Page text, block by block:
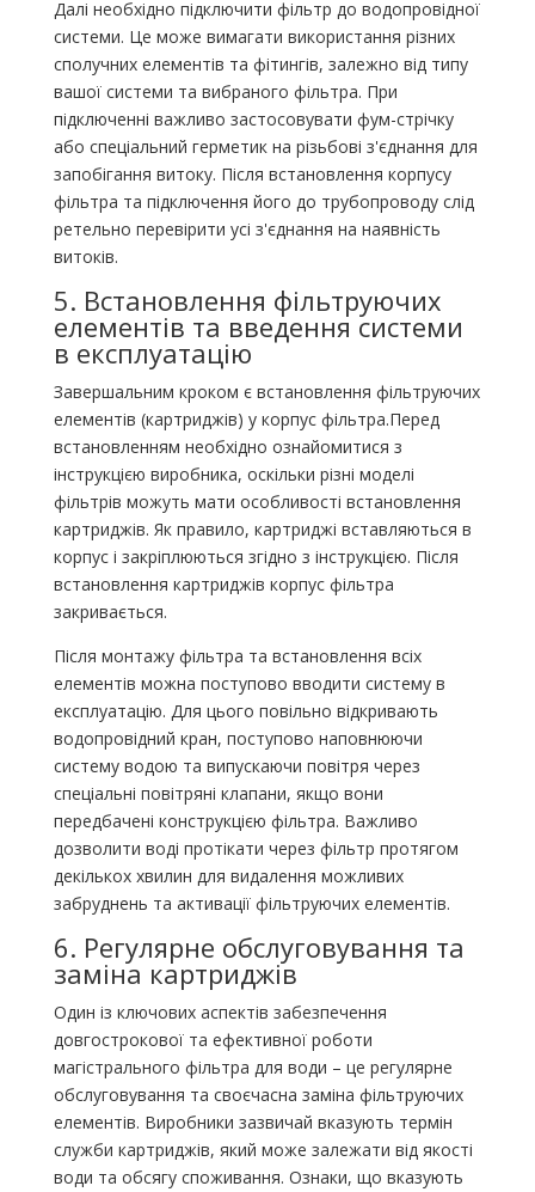
Далі необхідно підключити фільтр до водопровідної
системи. Це може вимагати використання різних
сполучних елементів та фітингів, залежно від типу
вашої системи та вибраного фільтра. При
підключенні важливо застосовувати фум-стрічку
або спеціальний герметик на різьбові з'єднання для
запобігання витоку. Після встановлення корпусу
фільтра та підключення його до трубопроводу слід
ретельно перевірити усі з'єднання на наявність
витоків.
5. Встановлення фільтруючих
елементів та введення системи
в експлуатацію
Завершальним кроком є ​​встановлення фільтруючих
елементів (картриджів) у корпус фільтра.Перед
встановленням необхідно ознайомитися з
інструкцією виробника, оскільки різні моделі
фільтрів можуть мати особливості встановлення
картриджів. Як правило, картриджі вставляються в
корпус і закріплюються згідно з інструкцією. Після
встановлення картриджів корпус фільтра
закривається.
Після монтажу фільтра та встановлення всіх
елементів можна поступово вводити систему в
експлуатацію. Для цього повільно відкривають
водопровідний кран, поступово наповнюючи
систему водою та випускаючи повітря через
спеціальні повітряні клапани, якщо вони
передбачені конструкцією фільтра. Важливо
дозволити воді протікати через фільтр протягом
декількох хвилин для видалення можливих
забруднень та активації фільтруючих елементів.
6. Регулярне обслуговування та
заміна картриджів
Один із ключових аспектів забезпечення
довгострокової та ефективної роботи
магістрального фільтра для води – це регулярне
обслуговування та своєчасна заміна фільтруючих
елементів. Виробники зазвичай вказують термін
служби картриджів, який може залежати від якості
води та обсягу споживання. Ознаки, що вказують